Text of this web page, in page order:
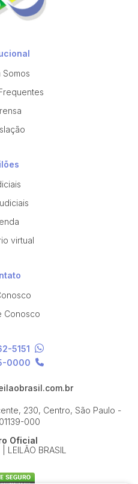
Somos
virtual
Conosco
5151
0000
230, Centro, São Paulo -
000
Oficial
LEILÃO BRASIL